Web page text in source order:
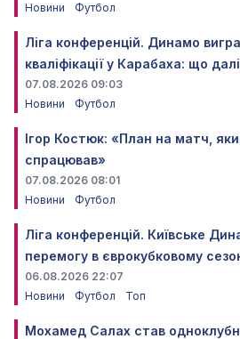
Новини
Футбол
Ліга конференцій. Динамо
кваліфікації у Карабаха: що
07.08.2026 09:03
Новини
Футбол
Ігор Костюк: «План на матч,
спрацював»
07.08.2026 08:01
Новини
Футбол
Ліга конференцій. Київське
перемогу в єврокубковому
06.08.2026 22:07
Новини
Футбол Топ
Мохамед Салах став